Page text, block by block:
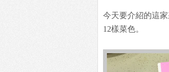
今天要介紹的這
12樣菜色。